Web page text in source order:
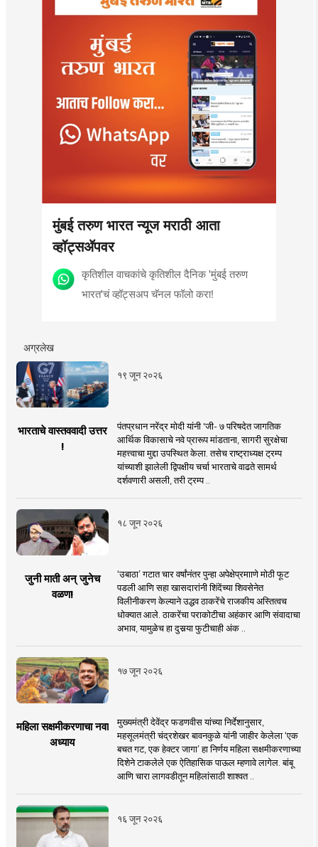
मुंबई तरुण भारत न्यूज मराठी आता
व्हॉट्सॲपवर
कृतिशील वाचकांचे कृतिशील दैनिक 'मुंबई तरुण
भारत'चं व्हॉट्सअप चॅनल फॉलो करा!
अग्रलेख
१९ जून २०२६
भारताचे वास्तववादी उत्तर
!
पंतप्रधान नरेंद्र मोदी यांनी 'जी- ७ परिषदेत जागतिक
आर्थिक विकासाचे नवे प्रारूप मांडताना, सागरी सुरक्षेचा
महत्त्वाचा मुद्दा उपस्थित केला. तसेच राष्ट्राध्यक्ष ट्रम्प
यांच्याशी झालेली द्विपक्षीय चर्चा भारताचे वाढते सामर्थ
दर्शवणारी असली, तरी ट्रम्प ..
१८ जून २०२६
जुनी माती अन् जुनेच
वळण!
‘उबाठा’ गटात चार वर्षांनंतर पुन्हा अपेक्षेप्रमााणे मोठी फूट
पडली आणि सहा खासदारांनी शिंदेंच्या शिवसेनेत
विलीनीकरण केल्याने उद्धव ठाकरेंचे राजकीय अस्तित्वच
धोक्यात आले. ठाकरेंचा पराकोटीचा अहंकार आणि संवादाचा
अभाव, यामुळेच हा दुसर्‍या फुटीचाही अंक ..
१७ जून २०२६
महिला सक्षमीकरणाचा नवा
अध्याय
मुख्यमंत्री देवेंद्र फडणवीस यांच्या निर्देशानुसार,
महसूलमंत्री चंद्रशेखर बावनकुळे यांनी जाहीर केलेला ‘एक
बचत गट, एक हेक्टर जागा’ हा निर्णय महिला सक्षमीकरणाच्या
दिशेने टाकलेले एक ऐतिहासिक पाऊल म्हणावे लागेल. बांबू
आणि चारा लागवडीतून महिलांसाठी शाश्वत ..
१६ जून २०२६